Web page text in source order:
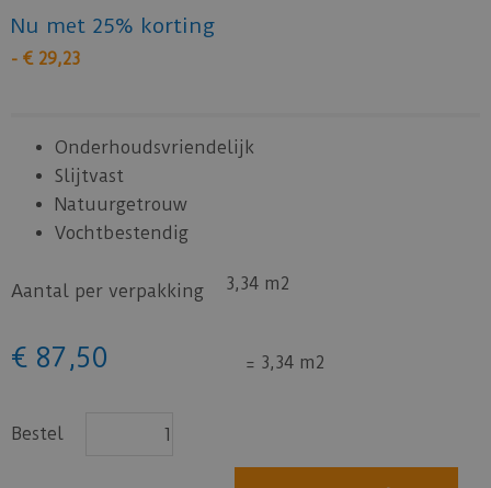
Nu met 25% korting
- € 29,23
Onderhoudsvriendelijk
Slijtvast
Natuurgetrouw
Vochtbestendig
Aantal per verpakking 3,34 m2
€ 87,50 = 3,34 m2
Bestel